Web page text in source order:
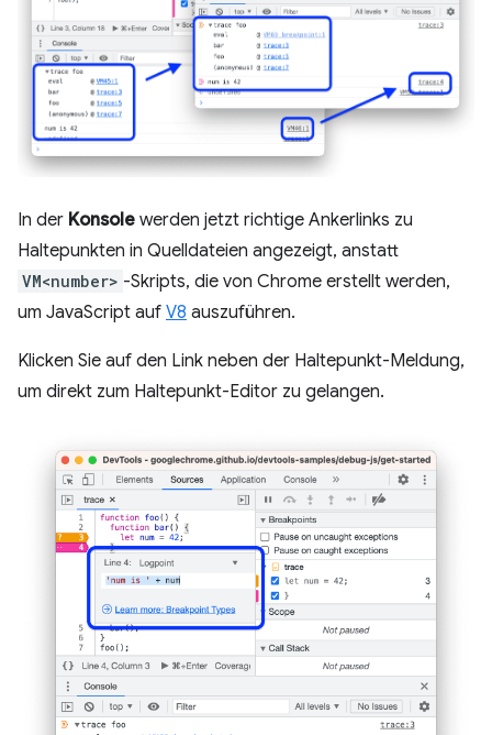
In der Konsole werden jetzt richtige Ankerlinks zu
Haltepunkten in Quelldateien angezeigt, anstatt
VM<number> -Skripts, die von Chrome erstellt werden,
um JavaScript auf V8 auszuführen.
Klicken Sie auf den Link neben der Haltepunkt-Meldung,
um direkt zum Haltepunkt-Editor zu gelangen.